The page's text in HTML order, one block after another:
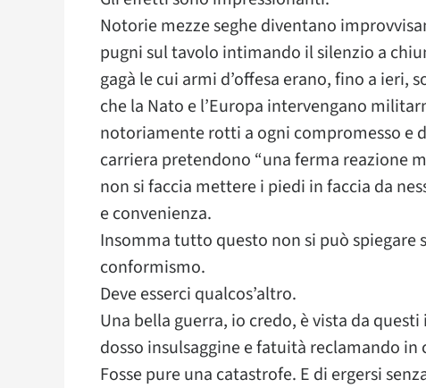
Notorie mezze seghe diventano
pugni sul tavolo intimando il silenzio a
gagà le cui armi d’offesa erano, fino a ieri,
che la Nato e l’Europa intervengano
notoriamente rotti a ogni compromesso e
carriera pretendono “una ferma reazione
non si faccia mettere i piedi in faccia da
e convenienza.
Insomma tutto questo non si può
conformismo.
Deve esserci qualcos’altro.
Una bella guerra, io credo, è vista da
dosso insulsaggine e fatuità reclamando
Fosse pure una catastrofe. E di ergersi